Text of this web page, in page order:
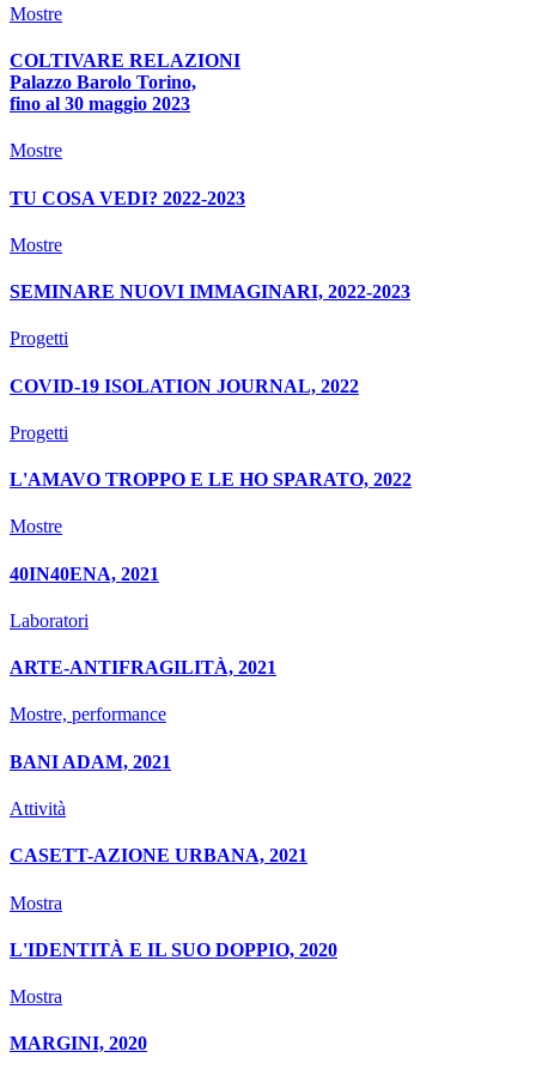
Mostre
COLTIVARE RELAZIONI
Palazzo Barolo Torino,
fino al 30 maggio 2023
Mostre
TU COSA VEDI? 2022-2023
Mostre
SEMINARE NUOVI IMMAGINARI, 2022-2023
Progetti
COVID-19 ISOLATION JOURNAL, 2022
Progetti
L'AMAVO TROPPO E LE HO SPARATO, 2022
Mostre
40IN40ENA, 2021
Laboratori
ARTE-ANTIFRAGILITÀ, 2021
Mostre, performance
BANI ADAM, 2021
Attività
CASETT-AZIONE URBANA, 2021
Mostra
L'IDENTITÀ E IL SUO DOPPIO, 2020
Mostra
MARGINI, 2020